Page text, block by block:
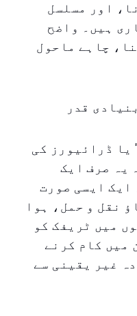
اور مسلسل
ہیں۔ واضح
چاہے ماحول
قدر
یا ڈرائیورز کی
یہ صرف ایک
ایک ایسی صورت
نقل و حمل، ہوا
میں ٹریفک کو
میں کام کرنے
غیر یقینی سے